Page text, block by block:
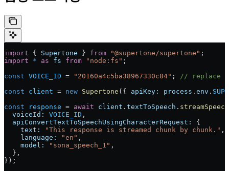
import { Supertone } from "@supertone/supertone" ;
import * as fs from "node:fs" ;
const VOICE_ID = "20160a4c5ba38967330c84" ; // replace
const client = new Supertone ({ apiKey: process . env .
const response = await client . textToSpeech . streamSpeech
  voiceId:
VOICE_ID ,
  apiConvertTextToSpeechUsingCharacterRequest:
{
    text:
"This response is streamed chunk by chunk." ,
    language:
"en" ,
    model:
"sona_speech_1" ,
  },
});